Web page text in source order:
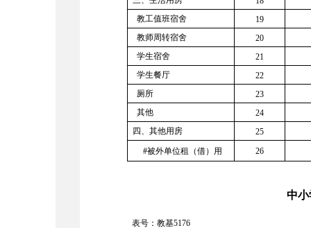
教工值班宿舍
19
教师周转宿舍
20
学生宿舍
21
学生餐厅
22
厕所
23
其他
24
四、其他用房
25
#被外单位租（借）用
26
中
表号：教基5176